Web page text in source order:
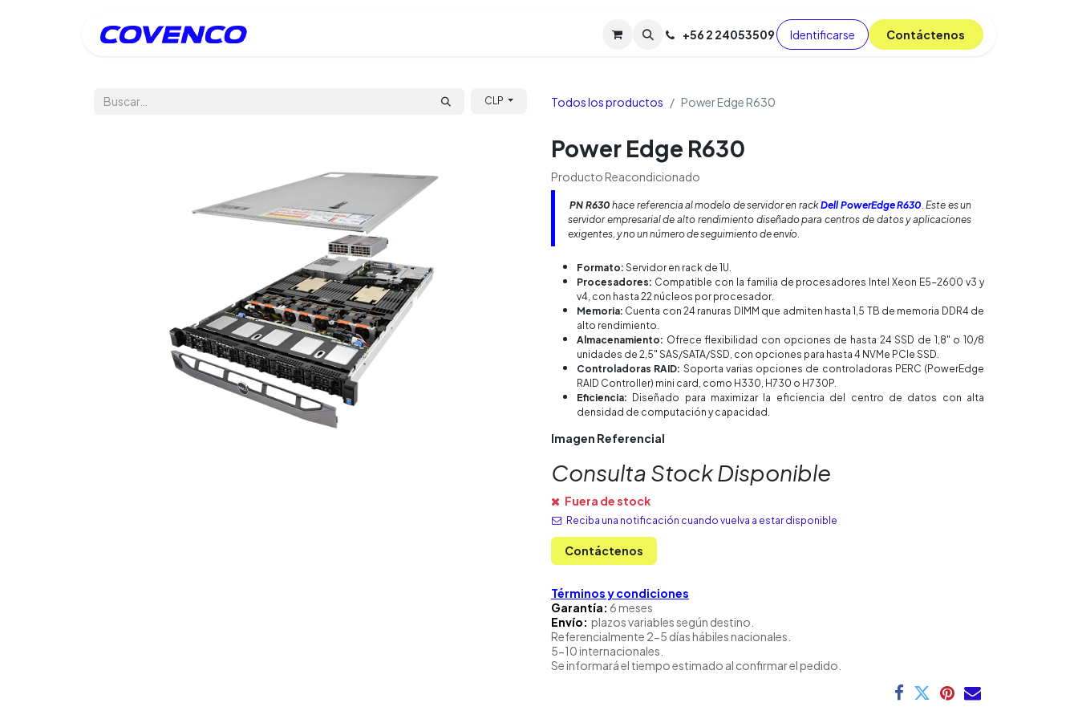
Soporte TPM (CL) Tienda Cursos Blog
+56 2 24053509 Identificarse C​​​​ont​​​​áct​​​​​​en​​​​​​os
CLP Todos los productos Power Edge R630
Power Edge R630
Producto Reacondicionado
PN R630 hace referencia al modelo de servidor en rackDell PowerEdge R630. Este es un
servidor empresarial de alto rendimiento diseñado para centros de datos y aplicaciones
exigentes, y no un número de seguimiento de envío.
Formato: Servidor en rack de 1U.
Procesadores: Compatible con la familia de procesadores Intel Xeon E5-2600 v3 y
v4, con hasta 22 núcleos por procesador.
Memoria: Cuenta con 24 ranuras DIMM que admiten hasta 1,5 TB de memoria DDR4 de
alto rendimiento.
Almacenamiento: Ofrece flexibilidad con opciones de hasta 24 SSD de 1,8" o 10/8
unidades de 2,5" SAS/SATA/SSD, con opciones para hasta 4 NVMe PCIe SSD.
Controladoras RAID: Soporta varias opciones de controladoras PERC (PowerEdge
RAID Controller) mini card, como H330, H730 o H730P.
Eficiencia: Diseñado para maximizar la eficiencia del centro de datos con alta
densidad de computación y capacidad.
Imagen Referencial
Consulta Stock Disponible
Fuera de stock
Reciba una notificación cuando vuelva a estar disponible
Contáctenos
Términos y condiciones
Garantía: 6 meses
Envío: plazos variables según destino.
Referencialmente 2-5 días hábiles nacionales.
5-10 internacionales.
Se informará el tiempo estimado al confirmar el pedido.